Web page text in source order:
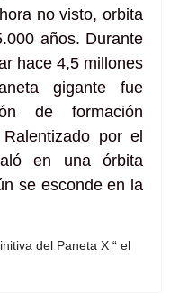
no visto, orbita
años. Durante
hace 4,5 millones
gigante fue
de formación
por el
en una órbita
se esconde en la
del Paneta X “ el